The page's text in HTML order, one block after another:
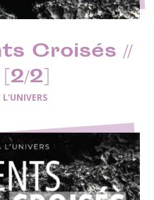
Croisés //
2]
L'UNIVERS